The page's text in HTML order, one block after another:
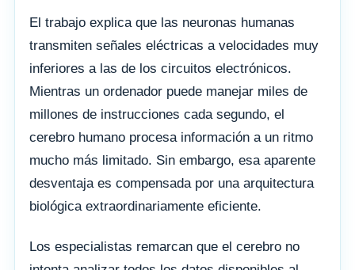
El trabajo explica que las neuronas humanas
transmiten señales eléctricas a velocidades muy
inferiores a las de los circuitos electrónicos.
Mientras un ordenador puede manejar miles de
millones de instrucciones cada segundo, el
cerebro humano procesa información a un ritmo
mucho más limitado. Sin embargo, esa aparente
desventaja es compensada por una arquitectura
biológica extraordinariamente eficiente.
Los especialistas remarcan que el cerebro no